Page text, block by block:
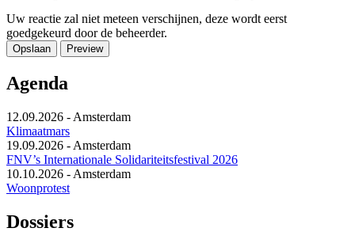
Uw reactie zal niet meteen verschijnen, deze wordt eerst
goedgekeurd door de beheerder.
Agenda
12.09.2026 - Amsterdam
Klimaatmars
19.09.2026 - Amsterdam
FNV’s Internationale Solidariteitsfestival 2026
10.10.2026 - Amsterdam
Woonprotest
Dossiers